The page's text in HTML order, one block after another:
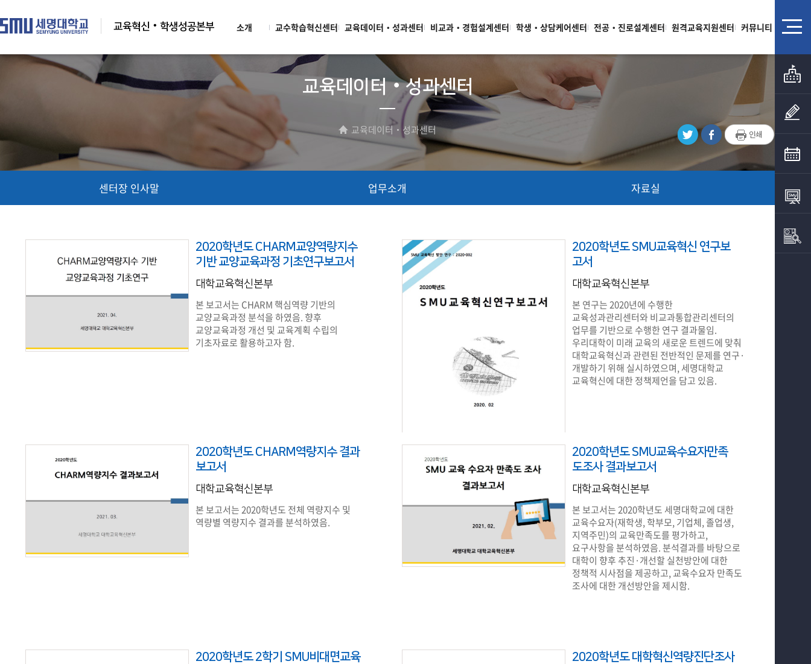
교육혁신‧학생성공본부 소개
CHARM 인재양성입니다.
교수학습혁신센터 교육데이터‧성과센터 비교과‧경험설계센터 학생‧상담케어센터 전공‧진로설계센터 원격교육지원센터 커뮤니티
교육데이터‧성과센터
교육데이터‧성과센터
센터장 인사말 업무소개 자료실
2020학년도 CHARM교양역량지수
기반 교양교육과정 기초연구보고서
대학교육혁신본부
본 보고서는 CHARM 핵심역량 기반의
교양교육과정 분석을 하였음. 향후
교양교육과정 개선 및 교육계획 수립의
기초자료로 활용하고자 함.
2020학년도 SMU교육혁신 연구보
고서
대학교육혁신본부
본 연구는 2020년에 수행한
교육성과관리센터와 비교과통합관리센터의
업무를 기반으로 수행한 연구 결과물임.
우리대학이 미래 교육의 새로운 트렌드에 맞춰
대학교육혁신과 관련된 전반적인 문제를 연구·
개발하기 위해 실시하였으며, 세명대학교
교육혁신에 대한 정책제언을 담고 있음.
2020학년도 CHARM역량지수 결과
보고서
대학교육혁신본부
본 보고서는 2020학년도 전체 역량지수 및
역량별 역량지수 결과를 분석하였음.
2020학년도 SMU교육수요자만족
도조사 결과보고서
대학교육혁신본부
본 보고서는 2020학년도 세명대학교에 대한
교육수요자(재학생, 학부모, 기업체, 졸업생,
지역주민)의 교육만족도를 평가하고,
요구사항을 분석하였음. 분석결과를 바탕으로
대학이 향후 추진·개선할 실천방안에 대한
정책적 시사점을 제공하고, 교육수요자 만족도
조사에 대한 개선방안을 제시함.
2020학년도 2학기 SMU비대면교육
2020학년도 대학혁신역량진단조사